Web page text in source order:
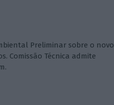
Preliminar sobre o novo
Comissão Técnica admite